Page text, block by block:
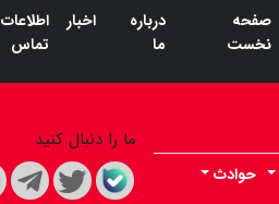
صفحه
نخست
درباره
ما
اخبار
اطلاعات
تماس
حوادث
ما را دنبال کنید